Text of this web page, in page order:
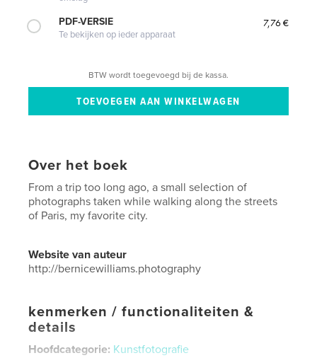
PDF-VERSIE
Te bekijken op ieder apparaat
7,76 €
BTW wordt toegevoegd bij de kassa.
Over het boek
From a trip too long ago, a small selection of
photographs taken while walking along the streets
of Paris, my favorite city.
Website van auteur
http://bernicewilliams.photography
kenmerken / functionaliteiten &
details
Hoofdcategorie: Kunstfotografie